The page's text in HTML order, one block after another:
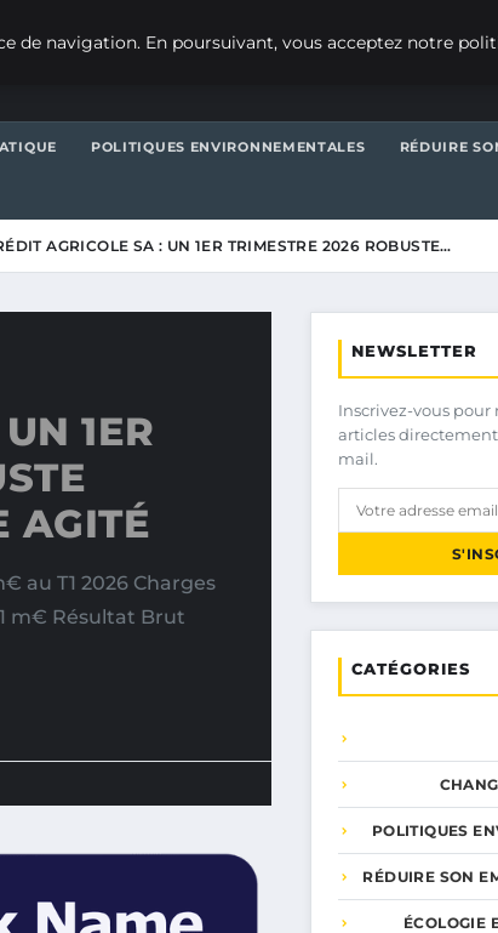
POLITIQUES ENVIRONNEMENTALES RÉDUIRE
AGRICOLE SA : UN 1ER TRIMESTRE 2026 ROBUSTE…
1ER
AGITÉ
au T1 2026 Charges
m€ Résultat Brut
NEWSLETTER
Inscrivez-vous pour
articles
mail.
CATÉGORIES
POLITIQUES
RÉDUIRE SON
ÉCOLOGIE
de navigation. En poursuivant, vous acceptez notre